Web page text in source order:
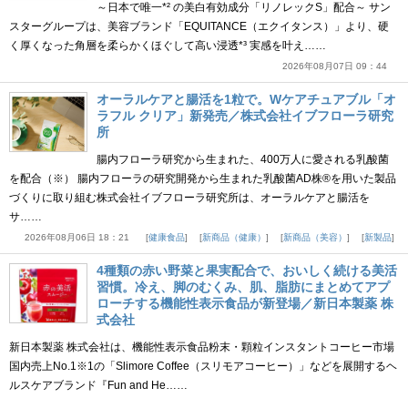
～日本で唯一*² の美白有効成分「リノレックS」配合～ サン
スターグループは、美容ブランド「EQUITANCE（エクイタンス）」より、硬
く厚くなった角層を柔らかくほぐして高い浸透*³ 実感を叶え……
2026年08月07日 09：44
オーラルケアと腸活を1粒で。Wケアチュアブル「オ
ラフル クリア」新発売／株式会社イブフローラ研究
所
腸内フローラ研究から生まれた、400万人に愛される乳酸菌
を配合（※） 腸内フローラの研究開発から生まれた乳酸菌AD株®を用いた製品
づくりに取り組む株式会社イブフローラ研究所は、オーラルケアと腸活を
サ……
2026年08月06日 18：21 健康食品 新商品（健康） 新商品（美容） 新製品
4種類の赤い野菜と果実配合で、おいしく続ける美活
習慣。冷え、脚のむくみ、肌、脂肪にまとめてアプ
ローチする機能性表示食品が新登場／新日本製薬 株
式会社
新日本製薬 株式会社は、機能性表示食品粉末・顆粒インスタントコーヒー市場
国内売上No.1※1の「Slimore Coffee（スリモアコーヒー）」などを展開するヘ
ルスケアブランド『Fun and He……